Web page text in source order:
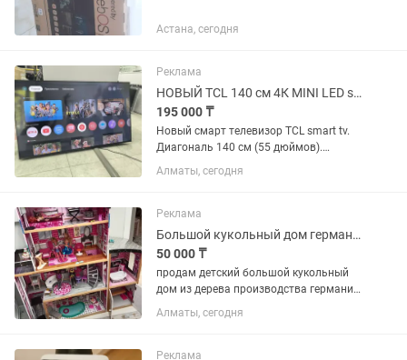
Астана, сегодня
Реклама
НОВЫЙ TCL 140 см 4К MINI LED smart tv телевизор
195 000 ₸
Новый смарт телевизор TCL smart tv.
Диагональ 140 см (55 дюймов).
Коробка, пульт и ножки в комплекте.
Такой на каспи стоит больше 200 тыс.
Алматы, сегодня
Реклама
Большой кукольный дом германия
50 000 ₸
продам детский большой кукольный
дом из дерева производства германия
. в стоимость входит все что на фото
именно мебель. есть лифт. бассейн.
лампа стол .барные...
Алматы, сегодня
Реклама